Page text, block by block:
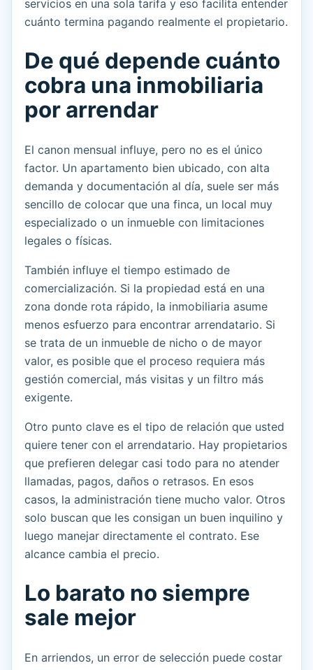
servicios en una sola tarifa y eso facilita entender
cuánto termina pagando realmente el propietario.
De qué depende cuánto
cobra una inmobiliaria
por arrendar
El canon mensual influye, pero no es el único
factor. Un apartamento bien ubicado, con alta
demanda y documentación al día, suele ser más
sencillo de colocar que una finca, un local muy
especializado o un inmueble con limitaciones
legales o físicas.
También influye el tiempo estimado de
comercialización. Si la propiedad está en una
zona donde rota rápido, la inmobiliaria asume
menos esfuerzo para encontrar arrendatario. Si
se trata de un inmueble de nicho o de mayor
valor, es posible que el proceso requiera más
gestión comercial, más visitas y un filtro más
exigente.
Otro punto clave es el tipo de relación que usted
quiere tener con el arrendatario. Hay propietarios
que prefieren delegar casi todo para no atender
llamadas, pagos, daños o retrasos. En esos
casos, la administración tiene mucho valor. Otros
solo buscan que les consigan un buen inquilino y
luego manejar directamente el contrato. Ese
alcance cambia el precio.
Lo barato no siempre
sale mejor
En arriendos, un error de selección puede costar